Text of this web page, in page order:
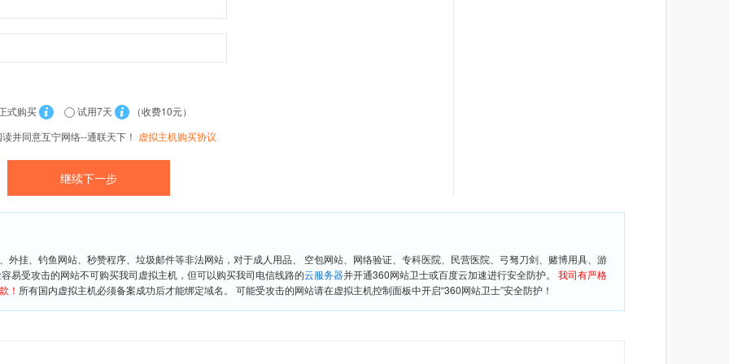
式购买 试用7天
（收费10元）
并同意互宁网络--通联天下！ 虚拟主机购买协议
外挂、钓鱼网站、秒赞程序、垃圾邮件等非法网站，对于成人用品、 空包网站、网络验证、专科医院、民营医院、弓驽刀剑、赌博用具、游
易受攻击的网站不可购买我司虚拟主机，但可以购买我司电信线路的云服务器并开通360网站卫士或百度云加速进行安全防护。 我司有严格
！ 所有国内虚拟主机必须备案成功后才能绑定域名。 可能受攻击的网站请在虚拟主机控制面板中开启“360网站卫士”安全防护！